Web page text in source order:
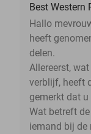
Best Western
Hallo
heeft
delen.
Allereerst,
verblijf, heeft
gemerkt dat
Wat betreft
iemand bij de